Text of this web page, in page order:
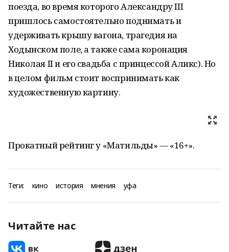
поезда, во время которого Александру III
пришлось самостоятельно поднимать и
удерживать крышу вагона, трагедия на
Ходынском поле, а также сама коронация
Николая II и его свадьба с принцессой Аликс). Но
в целом фильм стоит воспринимать как
художественную картину.
Прокатный рейтинг у «Матильды» — «16+».
Теги: кино история мнения уфа
Читайте нас